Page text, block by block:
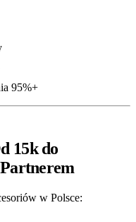
95%+
15k do
w Polsce: